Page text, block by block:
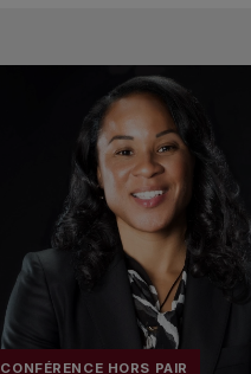
CONFÉRENCE HORS PAIR